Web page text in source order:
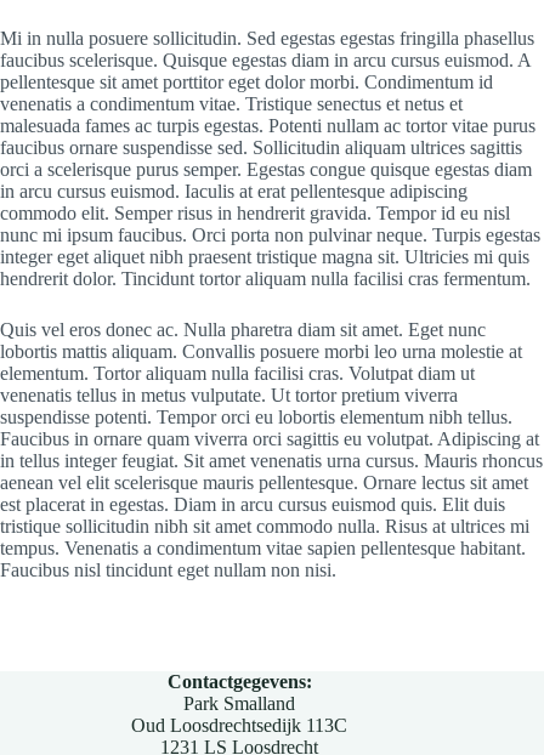
Mi in nulla posuere sollicitudin. Sed egestas egestas fringilla phasellus
faucibus scelerisque. Quisque egestas diam in arcu cursus euismod. A
pellentesque sit amet porttitor eget dolor morbi. Condimentum id
venenatis a condimentum vitae. Tristique senectus et netus et
malesuada fames ac turpis egestas. Potenti nullam ac tortor vitae purus
faucibus ornare suspendisse sed. Sollicitudin aliquam ultrices sagittis
orci a scelerisque purus semper. Egestas congue quisque egestas diam
in arcu cursus euismod. Iaculis at erat pellentesque adipiscing
commodo elit. Semper risus in hendrerit gravida. Tempor id eu nisl
nunc mi ipsum faucibus. Orci porta non pulvinar neque. Turpis egestas
integer eget aliquet nibh praesent tristique magna sit. Ultricies mi quis
hendrerit dolor. Tincidunt tortor aliquam nulla facilisi cras fermentum.
Quis vel eros donec ac. Nulla pharetra diam sit amet. Eget nunc
lobortis mattis aliquam. Convallis posuere morbi leo urna molestie at
elementum. Tortor aliquam nulla facilisi cras. Volutpat diam ut
venenatis tellus in metus vulputate. Ut tortor pretium viverra
suspendisse potenti. Tempor orci eu lobortis elementum nibh tellus.
Faucibus in ornare quam viverra orci sagittis eu volutpat. Adipiscing at
in tellus integer feugiat. Sit amet venenatis urna cursus. Mauris rhoncus
aenean vel elit scelerisque mauris pellentesque. Ornare lectus sit amet
est placerat in egestas. Diam in arcu cursus euismod quis. Elit duis
tristique sollicitudin nibh sit amet commodo nulla. Risus at ultrices mi
tempus. Venenatis a condimentum vitae sapien pellentesque habitant.
Faucibus nisl tincidunt eget nullam non nisi.
Contactgegevens:
Park Smalland
Oud Loosdrechtsedijk 113C
1231 LS Loosdrecht